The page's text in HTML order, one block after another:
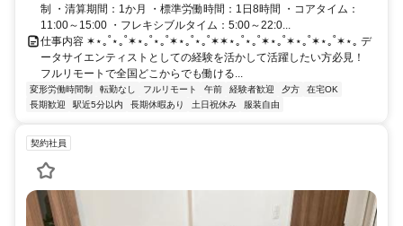
制 ・清算期間：1か月 ・標準労働時間：1日8時間 ・コアタイム：
11:00～15:00 ・フレキシブルタイム：5:00～22:0...
仕事内容 ✶⋆｡˚⋆｡˚✶⋆｡˚⋆｡˚✶⋆｡˚⋆｡˚✶✶⋆｡˚⋆｡˚✶⋆｡˚✶⋆｡˚✶⋆｡˚✶⋆｡ デ
ータサイエンティストとしての経験を活かして活躍したい方必見！
フルリモートで全国どこからでも働ける...
変形労働時間制 転勤なし フルリモート 午前 経験者歓迎 夕方
在宅OK
長期歓迎
駅近5分以内 長期休暇あり 土日祝休み 服装自由
契約社員